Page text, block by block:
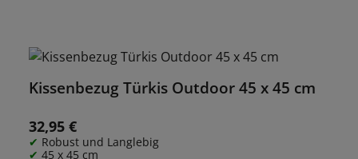
Kissenbezug Türkis Outdoor 45 x 45 cm
Regulärer Preis:
32,95 €
Robust und Langlebig
45 x 45 cm